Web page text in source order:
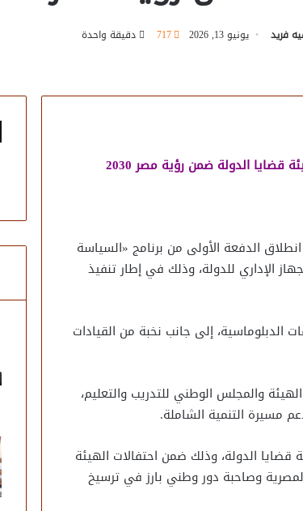
فريد يونيو 13, 2026 717 دقيقة واحدة
الدولة ضمن رؤية مصر 2030
الدفعة الأولى من برنامج «السياسة
الإداري للدولة، وذلك في إطار تنفيذ
الدبلوماسية، إلى جانب نخبة من القيادات
والمجلس الوطني للتدريب والتعليم،
مسيرة التنمية الشاملة.
الدولة، وذلك ضمن احتفالات الهيئة
المصرية وصاحبة دور وطني بارز في ترسيخ